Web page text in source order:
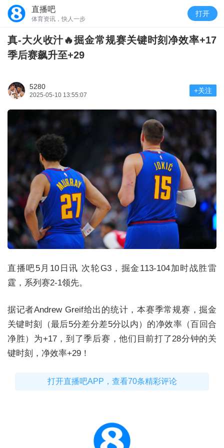
直播吧
体育资讯，快人一步
打开
真-大火收汁🔥掘金常规赛关键时刻净效率+17
季后赛飙升至+29
5280
2025-05-10 13:55:07
+关注
直播吧5月10日讯 次轮G3，掘金113-104加时战胜雷
霆，系列赛2-1领先。
据记者Andrew Greif给出的统计，本赛季常规赛，掘金
关键时刻（最后5分差分差5分以内）的净效率（百回合
净胜）为+17，到了季后赛，他们目前打了28分钟的关
键时刻，净效率+29！
打开直播吧APP，查看70条精彩评论